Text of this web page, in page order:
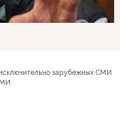
зарубежных СМИ